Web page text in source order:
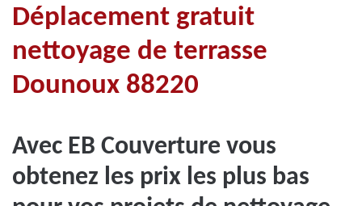
Déplacement gratuit
nettoyage de terrasse
Dounoux 88220
Avec EB Couverture vous
obtenez les prix les plus bas